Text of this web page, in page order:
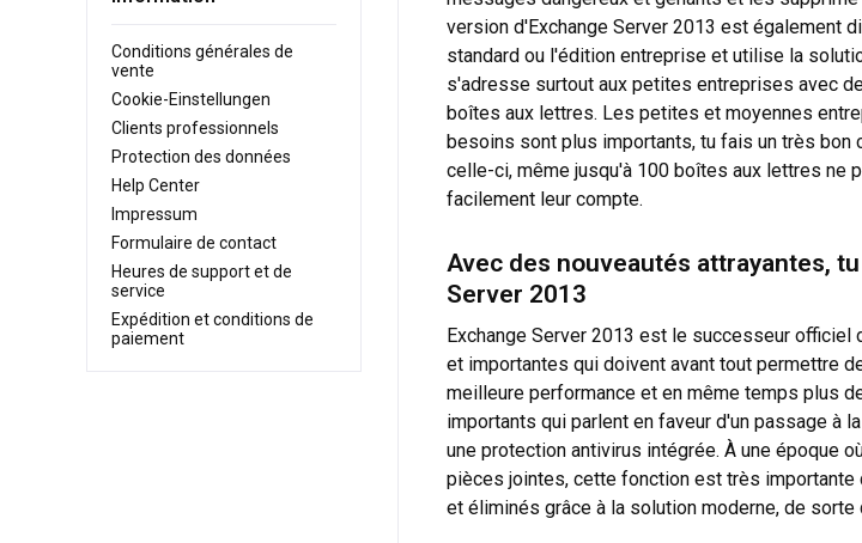
Conditions générales de
vente
Cookie-Einstellungen
Clients professionnels
Protection des données
Help Center
Impressum
Formulaire de contact
Heures de support et de
service
Expédition et conditions de
paiement
version d'Exchange Server 2013 est également
standard ou l'édition entreprise et utilise la
s'adresse surtout aux petites entreprises avec
boîtes aux lettres. Les petites et moyennes
besoins sont plus importants, tu fais un très bon
celle-ci, même jusqu'à 100 boîtes aux lettres ne
facilement leur compte.
Avec des nouveautés attrayantes,
Server 2013
Exchange Server 2013 est le successeur
et importantes qui doivent avant tout permettre
meilleure performance et en même temps plus
importants qui parlent en faveur d'un passage à
une protection antivirus intégrée. À une époque
pièces jointes, cette fonction est très importante
et éliminés grâce à la solution moderne, de